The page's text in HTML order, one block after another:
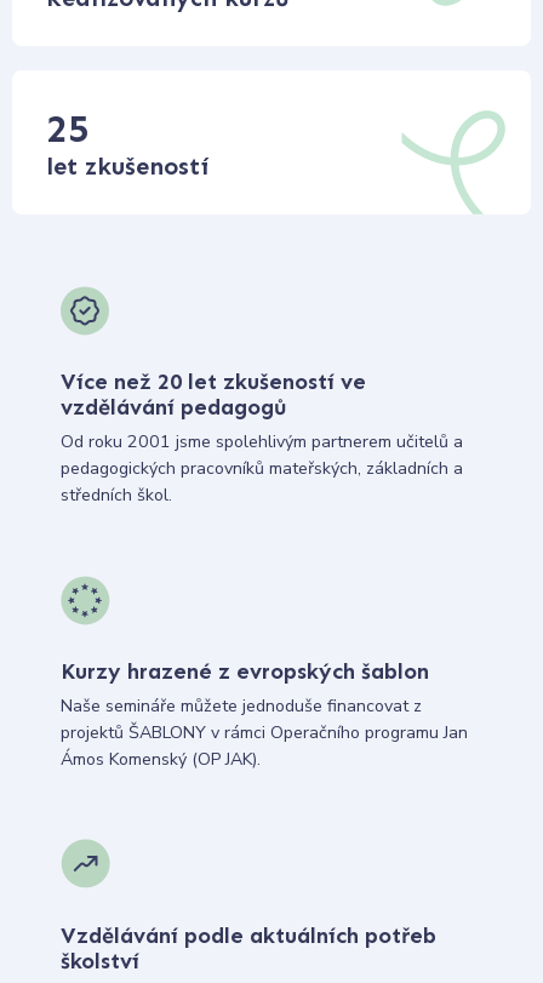
25
let zkušeností
Více než 20 let zkušeností ve
vzdělávání pedagogů
Od roku 2001 jsme spolehlivým partnerem učitelů a
pedagogických pracovníků mateřských, základních a
středních škol.
Kurzy hrazené z evropských šablon
Naše semináře můžete jednoduše financovat z
projektů ŠABLONY v rámci Operačního programu Jan
Ámos Komenský (OP JAK).
Vzdělávání podle aktuálních potřeb
školství